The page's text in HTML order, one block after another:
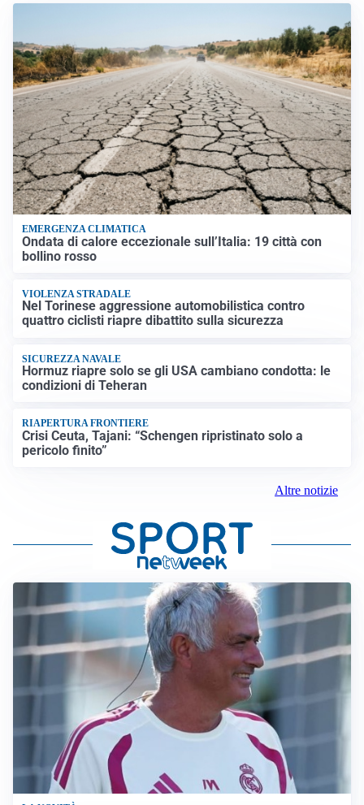
EMERGENZA CLIMATICA
Ondata di calore eccezionale sull’Italia: 19 città con
bollino rosso
VIOLENZA STRADALE
Nel Torinese aggressione automobilistica contro
quattro ciclisti riapre dibattito sulla sicurezza
SICUREZZA NAVALE
Hormuz riapre solo se gli USA cambiano condotta: le
condizioni di Teheran
RIAPERTURA FRONTIERE
Crisi Ceuta, Tajani: “Schengen ripristinato solo a
pericolo finito”
Altre notizie